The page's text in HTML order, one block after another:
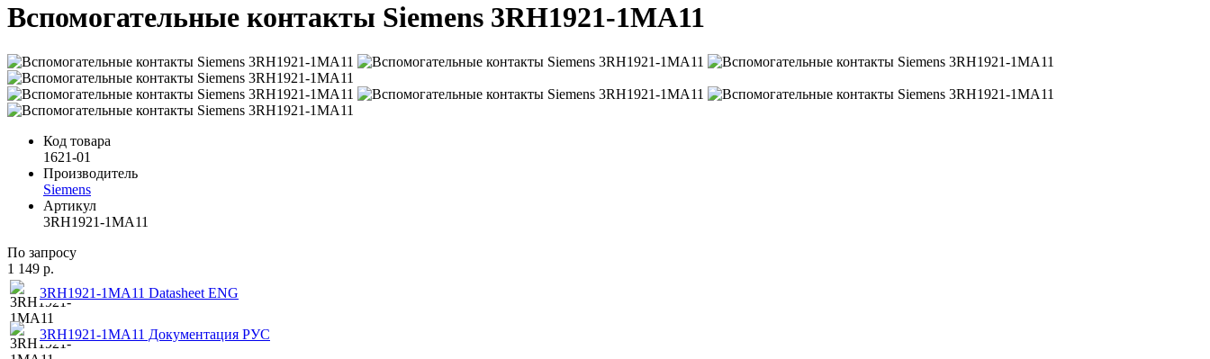
Вспомогательные контакты Siemens 3RH1921-1MA11
Код товара
1621-01
Производитель
Siemens
Артикул
3RH1921-1MA11
По запросу
1 149 р.
3RH1921-1MA11 Datasheet ENG
3RH1921-1MA11 Документация РУС